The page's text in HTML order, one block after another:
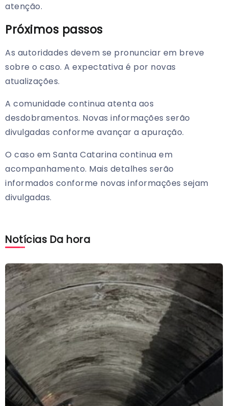
atenção.
Próximos passos
As autoridades devem se pronunciar em breve
sobre o caso. A expectativa é por novas
atualizações.
A comunidade continua atenta aos
desdobramentos. Novas informações serão
divulgadas conforme avançar a apuração.
O caso em Santa Catarina continua em
acompanhamento. Mais detalhes serão
informados conforme novas informações sejam
divulgadas.
Notícias Da hora